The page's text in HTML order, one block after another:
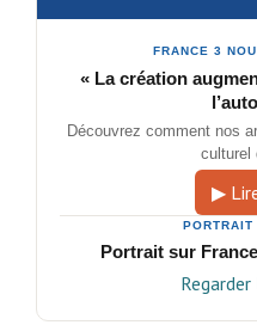
FRANCE 3
« La création
Découvrez comment nos
culturel
▶
Portrait sur